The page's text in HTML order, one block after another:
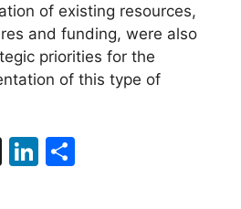
of existing resources,
and funding, were also
priorities for the
of this type of
X
Li